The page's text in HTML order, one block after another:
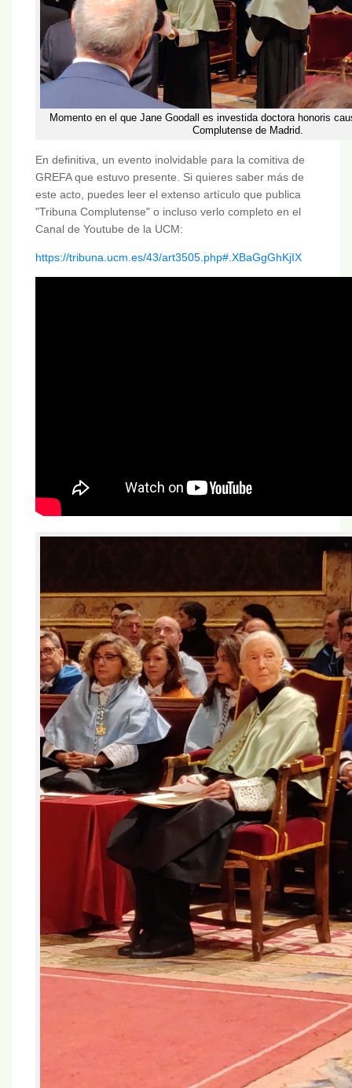
Momento en el que Jane Goodall es investida doctora honoris
Complutense de Madrid.
En definitiva, un evento inolvidable para la comitiva de
GREFA que estuvo presente. Si quieres saber más de
este acto, puedes leer el extenso artículo que publica
"Tribuna Complutense" o incluso verlo completo en el
Canal de Youtube de la UCM:
https://tribuna.ucm.es/43/art3505.php#.XBaGgGhKjIX